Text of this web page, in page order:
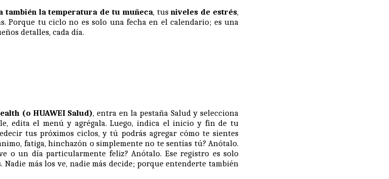
también la temperatura de tu muñeca, tusniveles de estrés,
Porque tu ciclo no es solo una fecha en el calendario; es una
detalles, cada día.
(o HUAWEI Salud), entra en la pestaña Salud y selecciona
edita el menú y agrégala. Luego, indica el inicio y fin de tu
tus próximos ciclos, y tú podrás agregar cómo te sientes
fatiga, hinchazón o simplemente no te sentías tú? Anótalo.
o un día particularmente feliz? Anótalo. Ese registro es solo
Nadie más los ve, nadie más decide; porque entenderte también